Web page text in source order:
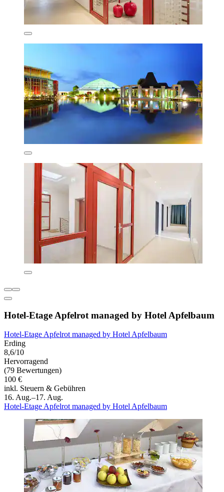
Hotel‑Etage Apfelrot managed by Hotel Apfelbaum
Hotel‑Etage Apfelrot managed by Hotel Apfelbaum
Erding
8,6/10
Hervorragend
(79 Bewertungen)
100 €
inkl. Steuern & Gebühren
16. Aug.–17. Aug.
Hotel‑Etage Apfelrot managed by Hotel Apfelbaum